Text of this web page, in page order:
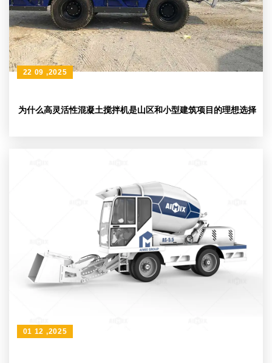
为什么高灵活性混凝土搅拌机是山区和小型建筑项目的理想选择
22 09 ,2025
01 12 ,2025